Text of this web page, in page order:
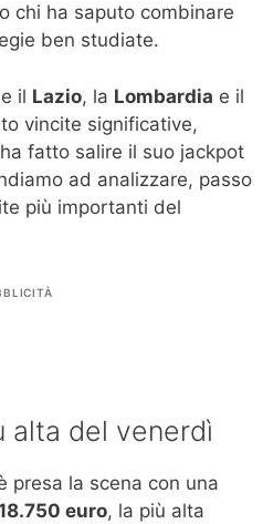
chi ha saputo combinare
ben studiate.
il Lazio, la Lombardia e il
vincite significative,
ha fatto salire il suo jackpot
ad analizzare, passo
più importanti del
alta del venerdì
presa la scena con una
euro, la più alta